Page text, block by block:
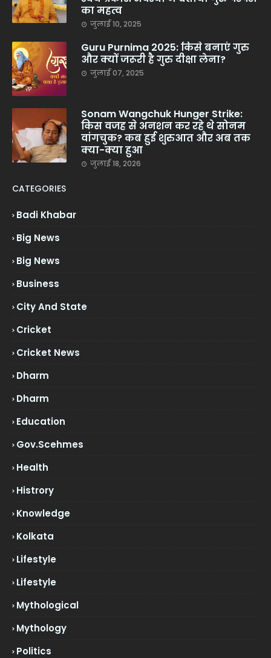
का महत्व
जुलाई 10, 2025
Guru Purnima 2025: किसे बनाएं गुरु
और क्यों जरूरी है गुरु दीक्षा लेना?
जुलाई 07, 2025
Sonam Wangchuk Hunger Strike:
किस वजह से अनशन कर रहे थे सोनम
वांगचुक? कब हुई शुरुआत और अब तक
क्या-क्या हुआ
जुलाई 18, 2026
CATEGORIES
Badi Khabar
Big News
Big News
Business
City And State
Cricket
Cricket News
Dharm
Dharm
Education
Gov.scehmes
Health
Histrory
Knowledge
Kolkata
Lifestyle
Lifestyle
Mythological
Mythology
Politics